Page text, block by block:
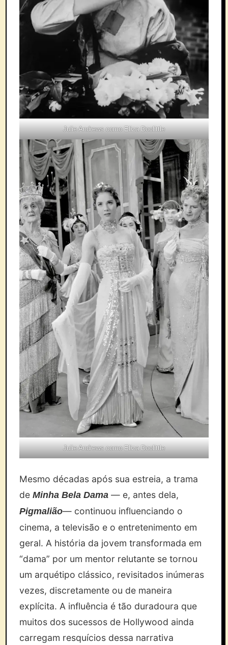
Julie Andrews como Eliza Doolittle
Julie Andrews como Eliza Doolittle
Mesmo décadas após sua estreia, a trama
deMinha Bela Dama — e, antes dela,
Pigmalião— continuou influenciando o
cinema, a televisão e o entretenimento em
geral. A história da jovem transformada em
“dama” por um mentor relutante se tornou
um arquétipo clássico, revisitados inúmeras
vezes, discretamente ou de maneira
explícita. A influência é tão duradoura que
muitos dos sucessos de Hollywood ainda
carregam resquícios dessa narrativa